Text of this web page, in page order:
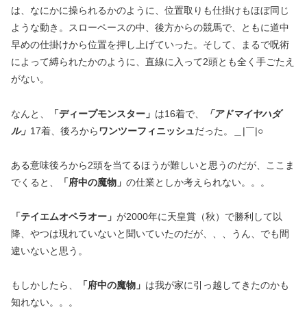
は、なにかに操られるかのように、位置取りも仕掛けもほぼ同じ
ような動き。スローペースの中、後方からの競馬で、ともに道中
早めの仕掛けから位置を押し上げていった。そして、まるで呪術
によって縛られたかのように、直線に入って2頭とも全く手ごたえ
がない。
なんと、 「ディープモンスター」 は16着で、
「アドマイヤハダ
ル」 17着、後ろから ワンツーフィニッシュだった。＿|￣|○
ある意味後ろから2頭を当てるほうが難しいと思うのだが、ここま
でくると、
「府中の魔物」 の仕業としか考えられない。。。
「テイエムオペラオー」 が2000年に天皇賞（秋）で勝利して以
降、やつは現れていないと聞いていたのだが、、、うん、でも間
違いないと思う。
もしかしたら、 「府中の魔物」 は我が家に引っ越してきたのかも
知れない。。。